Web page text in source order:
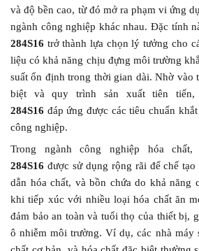
và độ bền cao, từ đó mở ra phạm vi ứng
ngành công nghiệp khác nhau. Đặc tính
284S16 trở thành lựa chọn lý tưởng cho
liệu có khả năng chịu đựng môi trường
suất ổn định trong thời gian dài. Nhờ vào
biệt và quy trình sản xuất tiên tiến,
284S16 đáp ứng được các tiêu chuẩn
công nghiệp.
Trong ngành công nghiệp hóa chất,
284S16 được sử dụng rộng rãi để chế
dẫn hóa chất, và bồn chứa do khả năng
khi tiếp xúc với nhiều loại hóa chất ăn
đảm bảo an toàn và tuổi thọ của thiết bị,
ô nhiễm môi trường. Ví dụ, các nhà máy